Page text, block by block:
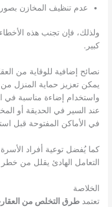
عدم تنظيف المخازن
ولذلك، فإن تجنب هذه
كبير.
نصائح إضافية للوقاية من
يمكن تعزيز حماية المنزل
واستخدام إضاءة مناسبة في
عند السير في الحديقة أو
في الأماكن المفتوحة قبل
كما يُفضل توعية أفراد
التعامل الهادئ يقلل من
الخلاصة
تعتمدطرق التخلص من